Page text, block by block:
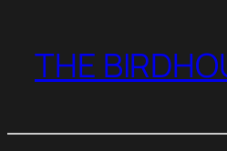
springen
THE